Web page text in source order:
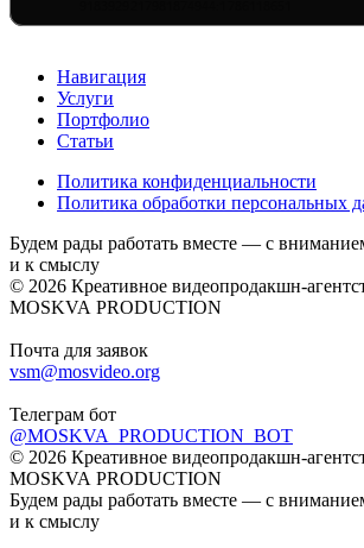
Навигация
Услуги
Портфолио
Статьи
Политика конфиденциальности
Политика обработки персональных
Будем рады работать вместе — с
и к смыслу
© 2026 Креативное видеопродакшн-
MOSKVA PRODUCTION
Почта для заявок
vsm@mosvideo.org
Телеграм бот
@MOSKVA_PRODUCTION_BOT
© 2026 Креативное видеопродакшн-
MOSKVA PRODUCTION
Будем рады работать вместе — с
и к смыслу